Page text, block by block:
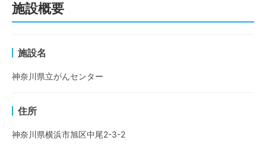
施設概要
施設名
神奈川県立がんセンター
住所
神奈川県横浜市旭区中尾2-3-2